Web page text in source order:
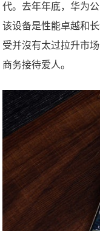
代。去年年底，华为
该设备是性能卓越和
受并沒有太过拉升市
商务接待爱人。